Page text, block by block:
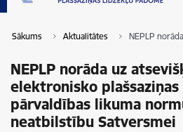
Sākums Aktualitātes NEPLP
NEPLP norāda uz
elektronisko
pārvaldības likuma
neatbilstību Satversmei